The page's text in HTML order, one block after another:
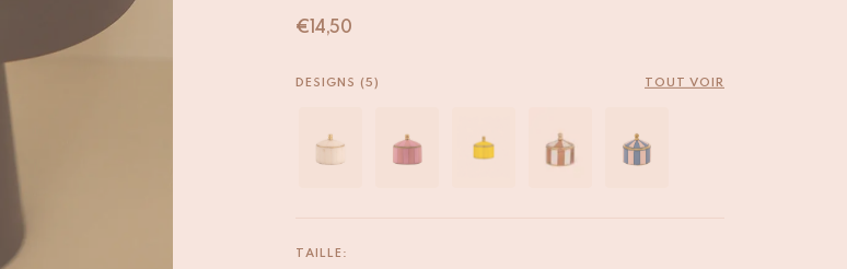
€ 14,50
DESIGNS (5) TOUT VOIR
TAILLE: